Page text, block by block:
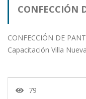
CONFECCIÓN
CONFECCIÓN DE
Capacitación Villa
79